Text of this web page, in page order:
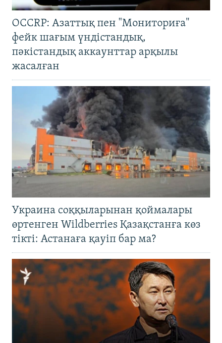
OCCRP: Азаттық пен "Мониториға"
фейк шағым үндістандық,
пәкістандық аккаунттар арқылы
жасалған
Украина соққыларынан қоймалары
өртенген Wildberries Қазақстанға көз
тікті: Астанаға қауіп бар ма?